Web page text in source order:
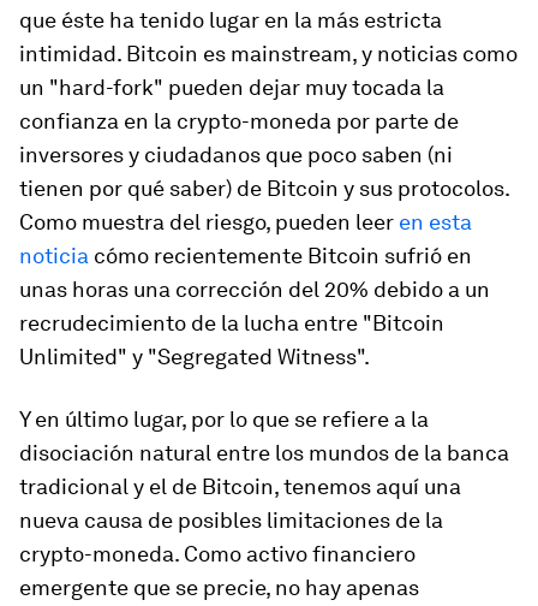
que éste ha tenido lugar en la más estricta
intimidad. Bitcoin es mainstream, y noticias como
un "hard-fork" pueden dejar muy tocada la
confianza en la crypto-moneda por parte de
inversores y ciudadanos que poco saben (ni
tienen por qué saber) de Bitcoin y sus protocolos.
Como muestra del riesgo, pueden leer en esta
noticia cómo recientemente Bitcoin sufrió en
unas horas una corrección del 20% debido a un
recrudecimiento de la lucha entre "Bitcoin
Unlimited" y "Segregated Witness".
Y en último lugar, por lo que se refiere a la
disociación natural entre los mundos de la banca
tradicional y el de Bitcoin, tenemos aquí una
nueva causa de posibles limitaciones de la
crypto-moneda. Como activo financiero
emergente que se precie, no hay apenas